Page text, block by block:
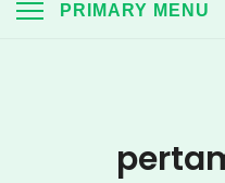
PRIMARY MENU